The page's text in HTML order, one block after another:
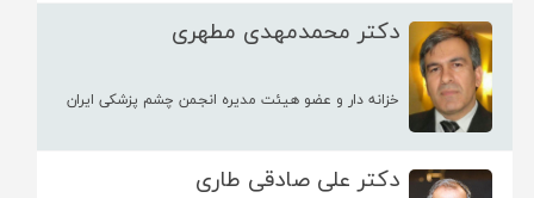
دکتر محمدمهدی مطهری
خزانه دار و عضو هيئت مديره انجمن چشم پزشكی ايران
دکتر علی صادقی طاری